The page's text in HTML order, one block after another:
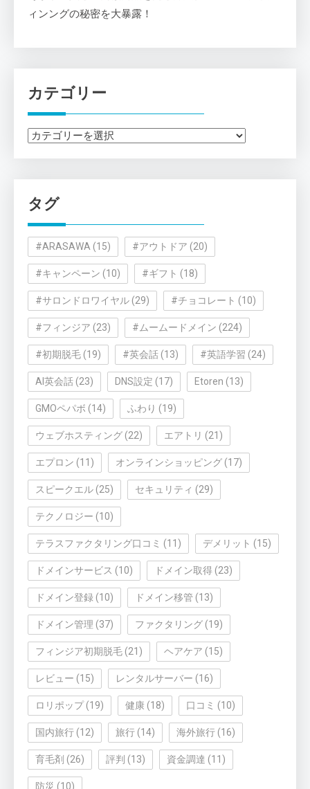
ィンングの秘密を大暴露！
カテゴリー
カ
ー
タグ
#ARASAWA (15) #アウトドア (20)
#キャンペーン (10) #ギフト (18)
#サロンドロワイヤル (29) #チョコレート (10)
#フィンジア (23) #ムームードメイン (224)
#初期脱毛 (19) #英会話 (13) #英語学習 (24)
AI英会話 (23) DNS設定 (17) Etoren (13)
GMOペパボ (14) ふわり (19)
ウェブホスティング (22) エアトリ (21)
エプロン (11) オンラインショッピング (17)
スピークエル (25) セキュリティ (29)
テクノロジー (10)
テラスファクタリング口コミ (11) デメリット (15)
ドメインサービス (10) ドメイン取得 (23)
ドメイン登録 (10) ドメイン移管 (13)
ドメイン管理 (37) ファクタリング (19)
フィンジア初期脱毛 (21) ヘアケア (15)
レビュー (15) レンタルサーバー (16)
ロリポップ(19) 健康 (18) 口コミ (10)
国内旅行 (12) 旅行 (14) 海外旅行 (16)
育毛剤 (26) 評判 (13) 資金調達 (11)
防災 (10)